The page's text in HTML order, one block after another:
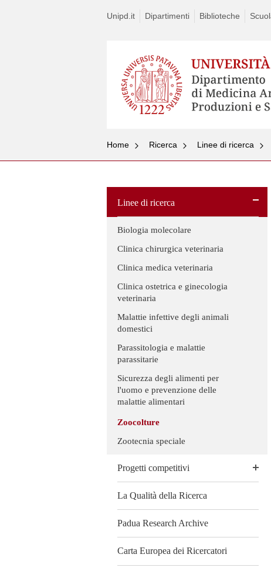
Unipd.it Dipartimenti Biblioteche
Home Ricerca Linee di ricerca
Linee di ricerca
Biologia molecolare
Clinica chirurgica veterinaria
Clinica medica veterinaria
Clinica ostetrica e ginecologia
veterinaria
Malattie infettive degli animali
domestici
Parassitologia e malattie
parassitarie
Sicurezza degli alimenti per
l'uomo e prevenzione delle
malattie alimentari
Zoocolture
Zootecnia speciale
Progetti competitivi
La Qualità della Ricerca
Padua Research Archive
Carta Europea dei Ricercatori
to